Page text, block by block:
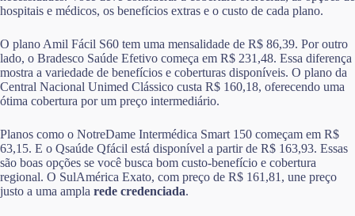
hospitais e médicos, os benefícios extras e o custo de cada plano.
O plano Amil Fácil S60 tem uma mensalidade de R$ 86,39. Por outro
lado, o Bradesco Saúde Efetivo começa em R$ 231,48. Essa diferença
mostra a variedade de benefícios e coberturas disponíveis. O plano da
Central Nacional Unimed Clássico custa R$ 160,18, oferecendo uma
ótima cobertura por um preço intermediário.
Planos como o NotreDame Intermédica Smart 150 começam em R$
63,15. E o Qsaúde Qfácil está disponível a partir de R$ 163,93. Essas
são boas opções se você busca bom custo-benefício e cobertura
regional. O SulAmérica Exato, com preço de R$ 161,81, une preço
justo a uma ampla rede credenciada.